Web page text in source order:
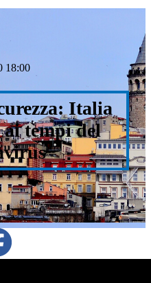
18:00
Italia
tempi del